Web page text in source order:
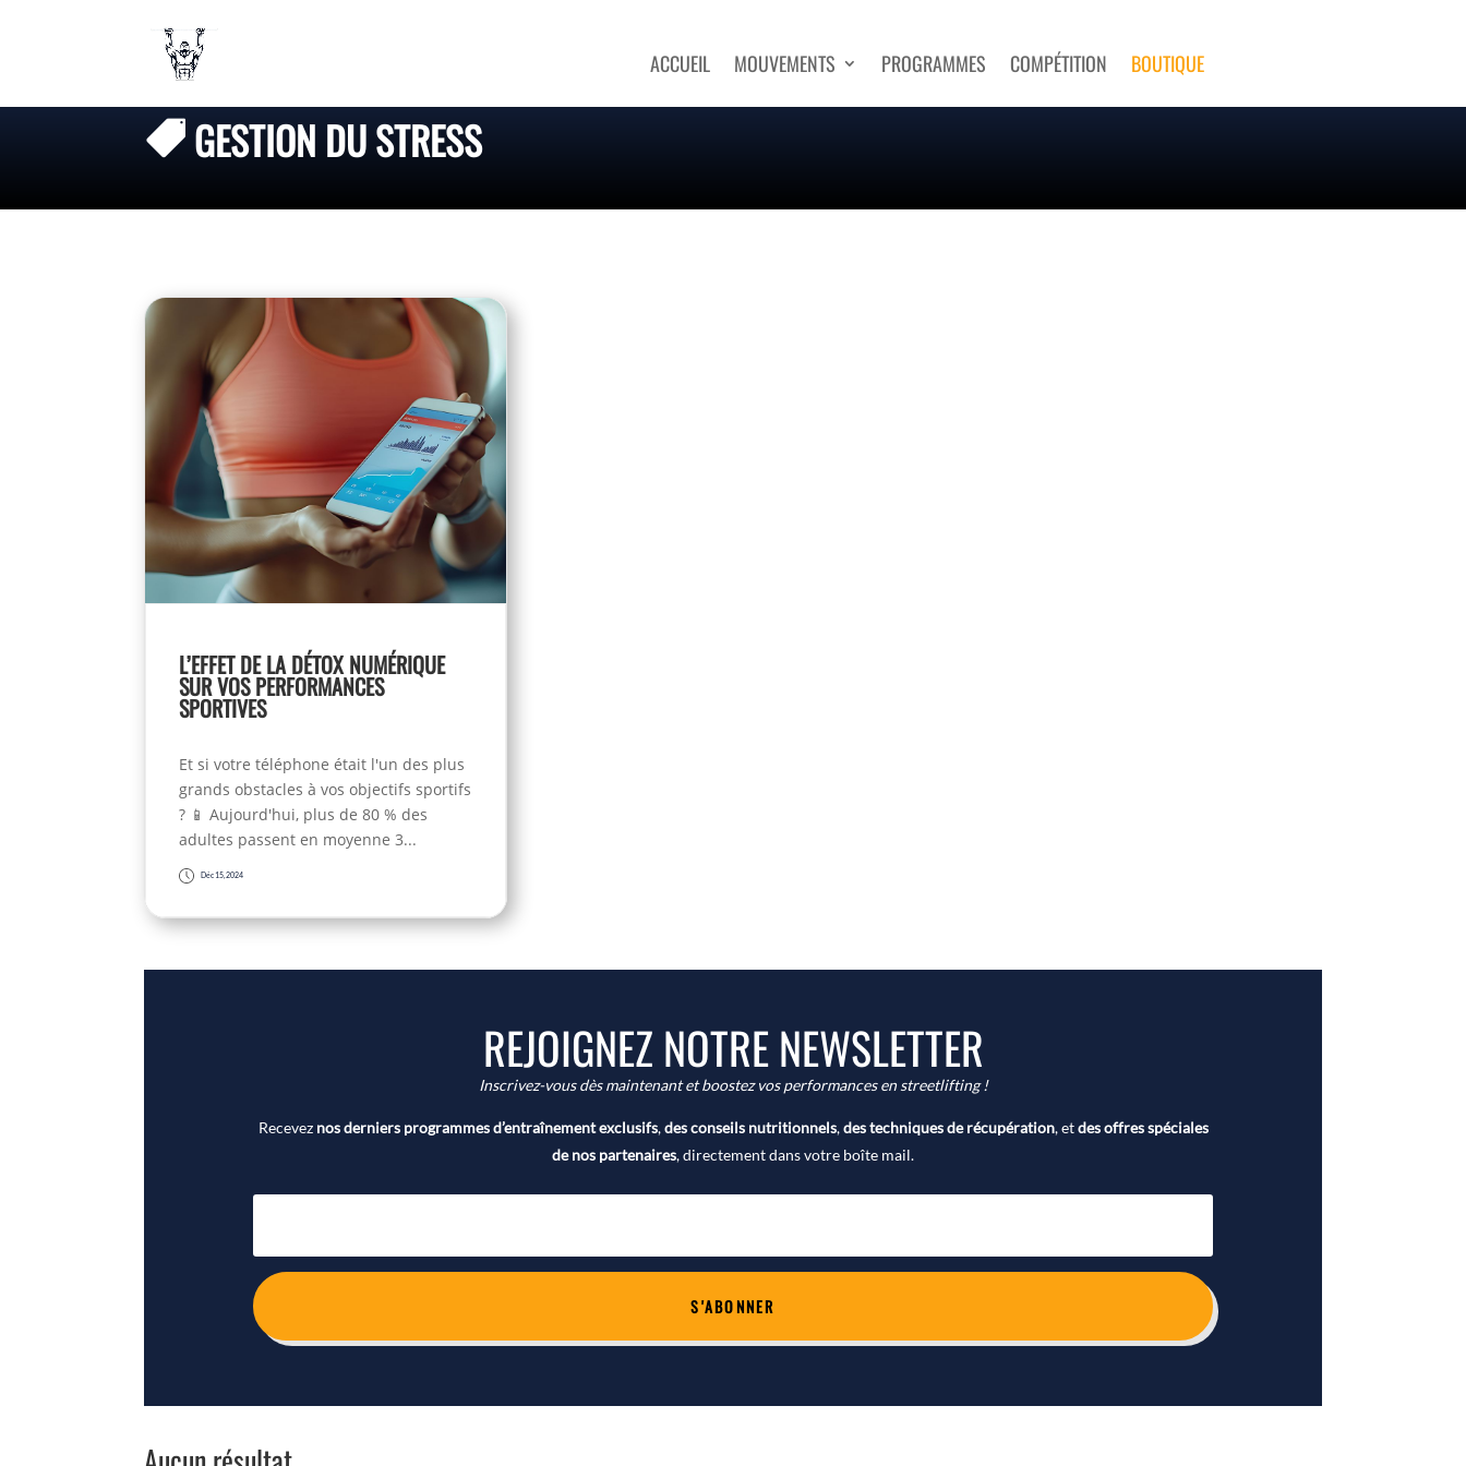
ACCUEIL MOUVEMENTS PROGRAMMES COMPÉTITION BOUTIQUE
 GESTION DU STRESS
L’EFFET DE LA DÉTOX NUMÉRIQUE
SUR VOS PERFORMANCES
SPORTIVES
Et si votre téléphone était l'un des plus
grands obstacles à vos objectifs sportifs
? 📱 Aujourd'hui, plus de 80 % des
adultes passent en moyenne 3...
Déc 15, 2024
REJOIGNEZ NOTRE NEWSLETTER
Inscrivez-vous dès maintenant et boostez vos performances en streetlifting !
Recevez nos derniers programmes d’entraînement exclusifs,des conseils nutritionnels,des techniques de récupération, etdes offres spéciales
de nos partenaires, directement dans votre boîte mail.
S'ABONNER